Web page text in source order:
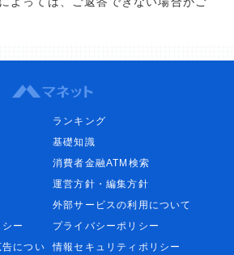
ランキング
基礎知識
消費者金融ATM検索
運営方針・編集方針
外部サービスの利用について
ー
プライバシーポリシー
につい
情報セキュリティポリシー